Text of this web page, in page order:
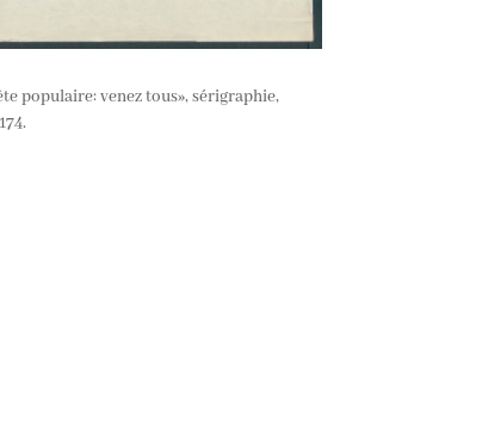
populaire: venez tous», sérigraphie,